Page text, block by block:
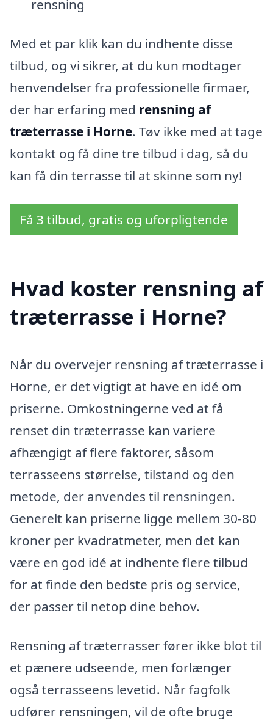
rensning
Med et par klik kan du indhente disse
tilbud, og vi sikrer, at du kun modtager
henvendelser fra professionelle firmaer,
der har erfaring med rensning af
træterrasse i Horne. Tøv ikke med at tage
kontakt og få dine tre tilbud i dag, så du
kan få din terrasse til at skinne som ny!
Få 3 tilbud, gratis og uforpligtende
Hvad koster rensning af
træterrasse i Horne?
Når du overvejer rensning af træterrasse i
Horne, er det vigtigt at have en idé om
priserne. Omkostningerne ved at få
renset din træterrasse kan variere
afhængigt af flere faktorer, såsom
terrasseens størrelse, tilstand og den
metode, der anvendes til rensningen.
Generelt kan priserne ligge mellem 30-80
kroner per kvadratmeter, men det kan
være en god idé at indhente flere tilbud
for at finde den bedste pris og service,
der passer til netop dine behov.
Rensning af træterrasser fører ikke blot til
et pænere udseende, men forlænger
også terrasseens levetid. Når fagfolk
udfører rensningen, vil de ofte bruge